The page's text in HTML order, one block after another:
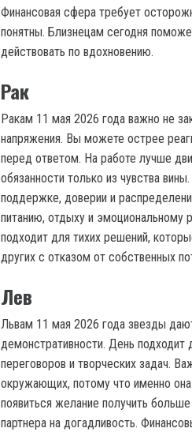
Финансовая сфера требует
понятны. Близнецам сегодня
действовать по вдохновению.
Рак
Ракам 11 мая 2026 года важно не
напряжения. Вы можете острее
перед ответом. На работе лучше
обязанности только из чувства
поддержке, доверии и
питанию, отдыху и эмоциональному
подходит для тихих решений,
других с отказом от собственных
Лев
Львам 11 мая 2026 года звезды
демонстративности. День подходит
переговоров и творческих задач.
окружающих, потому что именно
появиться желание получить
партнера на догадливость.